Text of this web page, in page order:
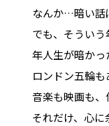
なんか…暗い話
でも、そうい
年人生が暗かっ
ロンドン五輪も
音楽も映画も、
それだけ、心